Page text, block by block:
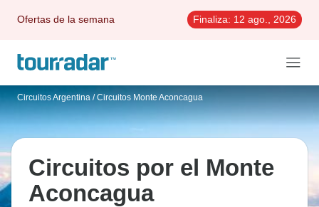
Ofertas de la semana Finaliza: 12 ago., 2026
Circuitos Argentina / Circuitos Monte Aconcagua
Circuitos por el Monte
Aconcagua